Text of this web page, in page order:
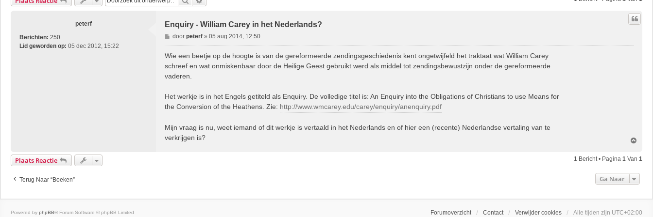
peterf
Berichten: 250
Lid geworden op: 05 dec 2012, 15:22
Enquiry - William Carey in het Nederlands?
B
e
r
c
h
door peterf» 05 aug 2014, 12:50
Wie een beetje op de hoogte is van de gereformeerde zendingsgeschiedenis kent ongetwijfeld het traktaat wat William Carey
schreef en wat onmiskenbaar door de Heilige Geest gebruikt werd als middel tot zendingsbewustzijn onder de gereformeerde
vaderen.
Het werkje is in het Engels getiteld als Enquiry. De volledige titel is: An Enquiry into the Obligations of Christians to use Means for
the Conversion of the Heathens. Zie: http://www.wmcarey.edu/carey/enquiry/anenquiry.pdf
Mijn vraag is nu, weet iemand of dit werkje is vertaald in het Nederlands en of hier een (recente) Nederlandse vertaling van te
verkrijgen is?
h
o
Plaats Reactie 1 Bericht • Pagina 1 Van 1
Terug Naar “Boeken” Ga Naar
Forumoverzicht Contact Verwijder cookies Alle tijden zijn UTC+02:00
Powered by phpBB® Forum Software © phpBB Limited